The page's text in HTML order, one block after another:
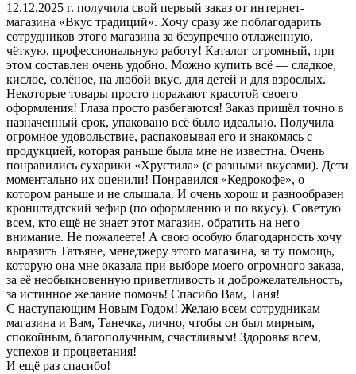
12.12.2025 г. получила свой первый заказ от интернет-
магазина «Вкус традиций». Хочу сразу же поблагодарить
сотрудников этого магазина за безупречно отлаженную,
чёткую, профессиональную работу! Каталог огромный, при
этом составлен очень удобно. Можно купить всё — сладкое,
кислое, солёное, на любой вкус, для детей и для взрослых.
Некоторые товары просто поражают красотой своего
оформления! Глаза просто разбегаются! Заказ пришёл точно в
назначенный срок, упаковано всё было идеально. Получила
огромное удовольствие, распаковывая его и знакомясь с
продукцией, которая раньше была мне не известна. Очень
понравились сухарики «Хрустила» (с разными вкусами). Дети
моментально их оценили! Понравился «Кедрокофе», о
котором раньше и не слышала. И очень хорош и разнообразен
кронштадтский зефир (по оформлению и по вкусу). Советую
всем, кто ещё не знает этот магазин, обратить на него
внимание. Не пожалеете! А свою особую благодарность хочу
выразить Татьяне, менеджеру этого магазина, за ту помощь,
которую она мне оказала при выборе моего огромного заказа,
за её необыкновенную приветливость и доброжелательность,
за истинное желание помочь! Спасибо Вам, Таня!
С наступающим Новым Годом! Желаю всем сотрудникам
магазина и Вам, Танечка, лично, чтобы он был мирным,
спокойным, благополучным, счастливым! Здоровья всем,
успехов и процветания!
И ещё раз спасибо!